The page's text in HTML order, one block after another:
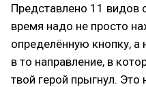
Представлено 11 видов
время надо не просто
определённую кнопку, а
в то направление, в
твой герой прыгнул.